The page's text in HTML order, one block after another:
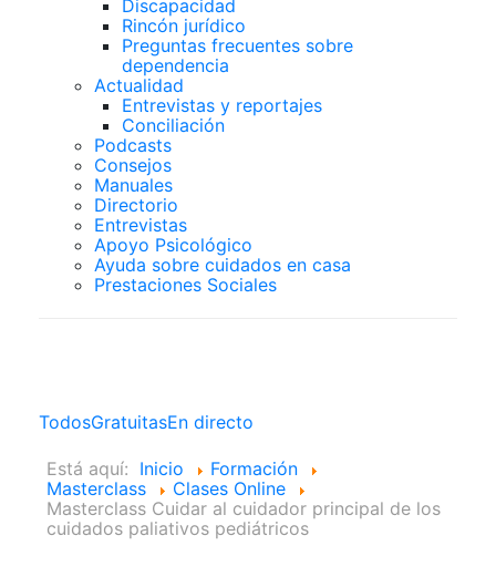
Discapacidad
Rincón jurídico
Preguntas frecuentes sobre
dependencia
Actualidad
Entrevistas y reportajes
Conciliación
Podcasts
Consejos
Manuales
Directorio
Entrevistas
Apoyo Psicológico
Ayuda sobre cuidados en casa
Prestaciones Sociales
TodosGratuitasEn directo
Está aquí: Inicio
Formación
Masterclass
Clases Online
Masterclass Cuidar al cuidador principal de los
cuidados paliativos pediátricos